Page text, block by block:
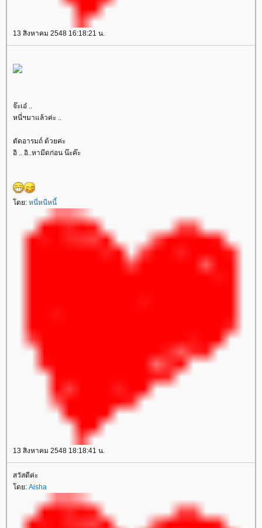
13 สิงหาคม 2548 16:18:21 น.
จ๊ะเอ๋ ..
หนี่ฯมาแล้วค่ะ ..
ตัดอารมถ์ ด้วยค่ะ
อิ .. อิ..หามีดก่อน น๊ะค๊ะ
ดย: หนี่หนีหนี้
13 สิงหาคม 2548 18:18:41 น.
สวัสดีค่ะ
ดย: Aisha